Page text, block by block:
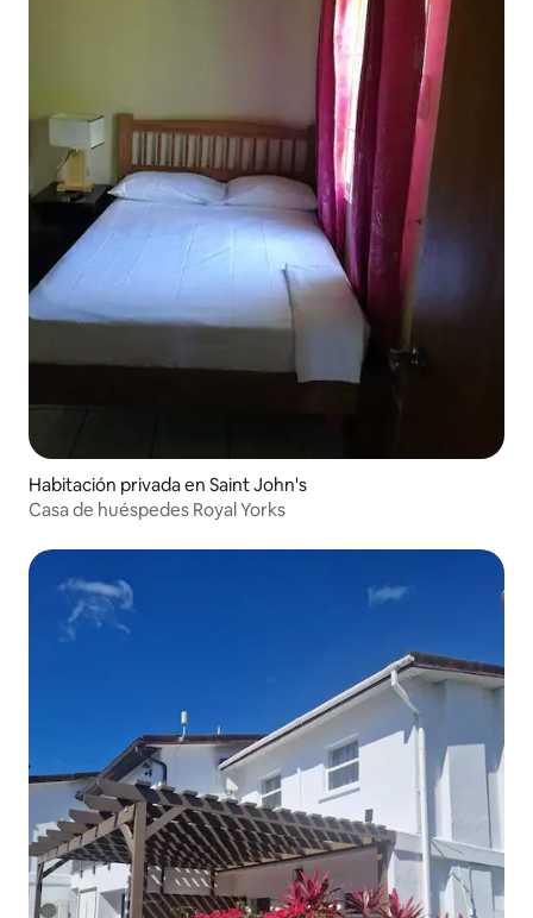
Habitación privada en Saint John's
Casa de huéspedes Royal Yorks